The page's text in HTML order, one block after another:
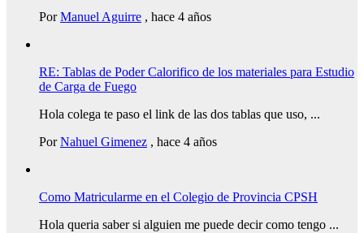
PorManuel Aguirre , hace 4 años
RE: Tablas de Poder Calorifico de los materiales para Estudio
de Carga de Fuego
Hola colega te paso el link de las dos tablas que uso, ...
PorNahuel Gimenez , hace 4 años
Como Matricularme en el Colegio de Provincia CPSH
Hola queria saber si alguien me puede decir como tengo ...